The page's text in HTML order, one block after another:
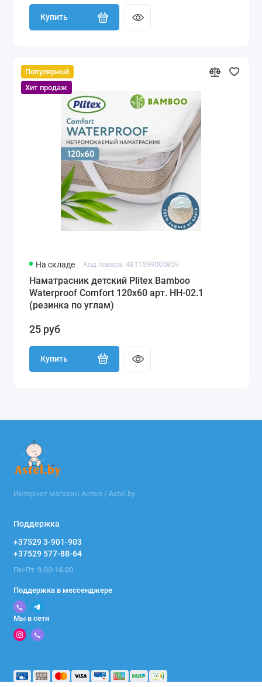
Купить
Популярный
Хит продаж
На складе Код товара: 4811599005859
Наматрасник детский Plitex Bamboo
Waterproof Comfort 120х60 арт. НН-02.1
(резинка по углам)
25 руб
Купить
Интернет магазин Астел / Astel.by
Поддержка
+37529 3-901-903
+37529 577-88-64
Пн-Пт: 9.00-18.00
Поддержка в мессенджере
Мы в сети